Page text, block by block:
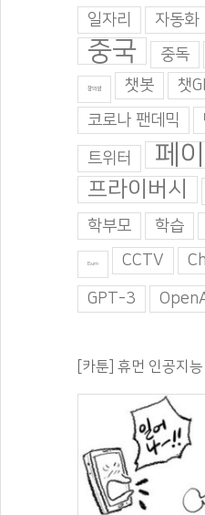
일자리
자동화
중국 중독
창의성 챗봇 챗
코로나 팬데믹
트위터 페
프라이버시
학부모
학습
Burn CCTV
GPT-3
[카툰] 휴먼 인공지능